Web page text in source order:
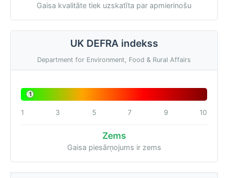
Gaisa kvalitāte tiek uzskatīta par apmierinošu
UK DEFRA indekss
Department for Environment, Food & Rural Affairs
1
1 3 5 7 9 10
Zems
Gaisa piesārņojums ir zems